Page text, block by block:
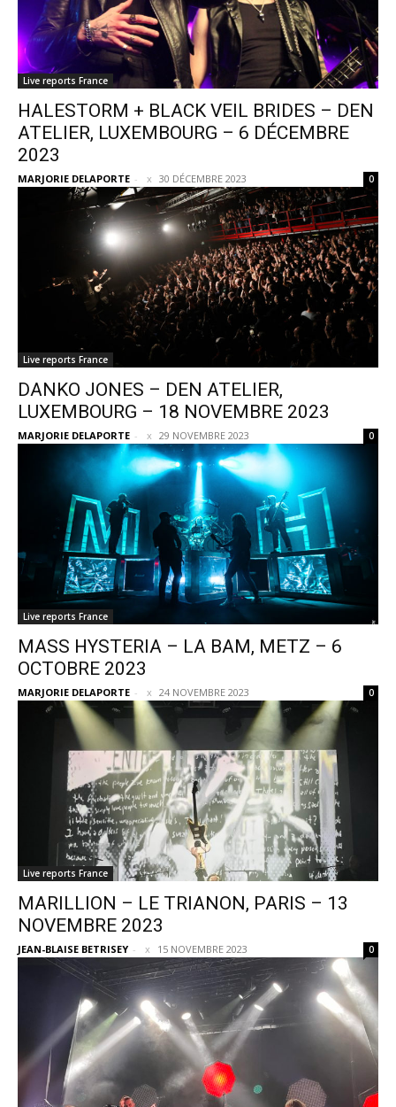
Live reports France
HALESTORM + BLACK VEIL BRIDES – DEN
ATELIER, LUXEMBOURG – 6 DÉCEMBRE
2023
MARJORIE DELAPORTE - 30 DÉCEMBRE 2023 0
Live reports France
DANKO JONES – DEN ATELIER,
LUXEMBOURG – 18 NOVEMBRE 2023
MARJORIE DELAPORTE - 29 NOVEMBRE 2023 0
Live reports France
MASS HYSTERIA – LA BAM, METZ – 6
OCTOBRE 2023
MARJORIE DELAPORTE - 24 NOVEMBRE 2023 0
Live reports France
MARILLION – LE TRIANON, PARIS – 13
NOVEMBRE 2023
JEAN-BLAISE BETRISEY - 15 NOVEMBRE 2023 0